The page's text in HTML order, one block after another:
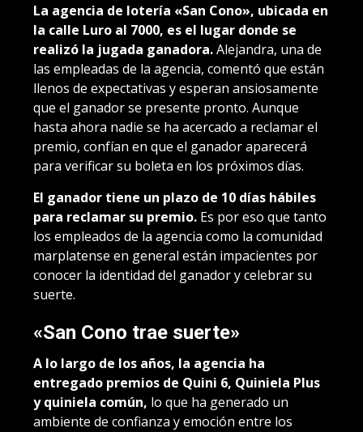
La agencia de lotería «San Cono», ubicada en
la calle Luro al 7000, es el lugar donde se
realizó la jugada ganadora.Alejandra, una de
las empleadas de la agencia, comentó que están
llenos de expectativas y esperan ansiosamente
que el ganador se presente pronto. Aunque
hasta ahora nadie se ha acercado a reclamar el
premio, confían en que el ganador aparecerá
para verificar su boleta en los próximos días.
El ganador tiene un plazo de 10 días hábiles
para reclamar su premio. Es por eso que tanto
los empleados de la agencia como la comunidad
marplatense en general están impacientes por
conocer la identidad del ganador y celebrar su
suerte.
«San Cono trae suerte»
A lo largo de los años, la agencia ha
entregado premios de Quini 6, Quiniela Plus
y quiniela común, lo que ha generado un
ambiente de confianza y emoción entre los